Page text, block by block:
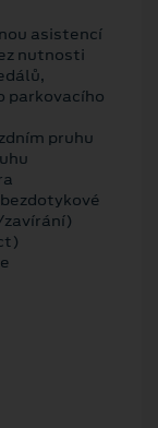
asistencí
nutnosti
parkovacího
pruhu